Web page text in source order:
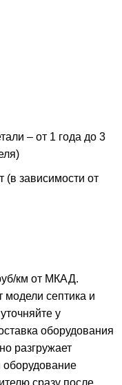
– от 1 года до 3
(в зависимости от
км от МКАД.
модели септика и
у
оборудования
разгружает
оборудование
сразу после